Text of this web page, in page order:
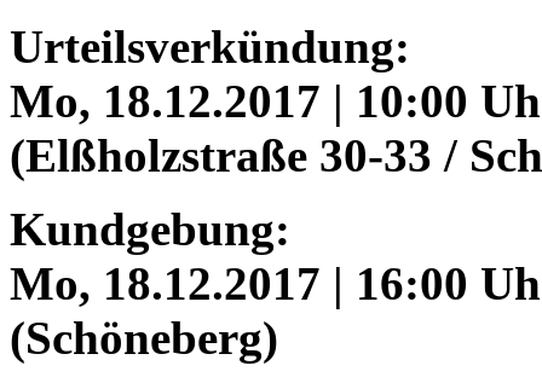
Urteilsverkündung:
Mo, 18.12.2017 | 10:00
(Elßholzstraße 30-33 /
Kundgebung:
Mo, 18.12.2017 | 16:00
(Schöneberg)